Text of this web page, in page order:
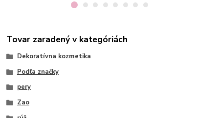
Tovar zaradený v kategóriách
Dekoratívna kozmetika
Podľa značky
pery
Zao